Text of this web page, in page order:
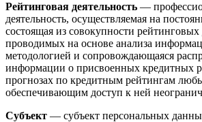
Рейтинговая деятельность —
деятельность, осуществляемая на
состоящая из совокупности рейтинговых
проводимых на основе анализа
методологией и сопровождающаяся
информации о присвоенных кредитных
прогнозах по кредитным рейтингам
обеспечивающим доступ к ней
Субъект — субъект персональных